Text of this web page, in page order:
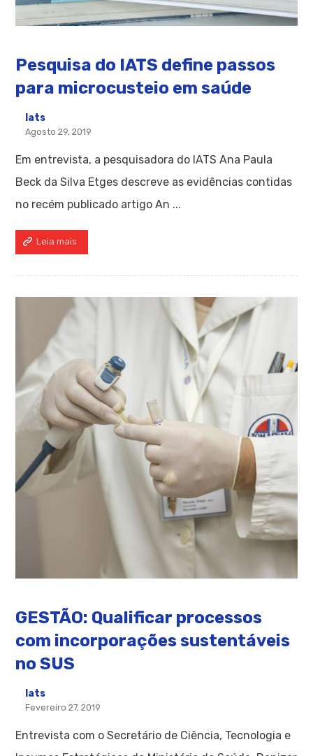
Pesquisa do IATS define passos
para microcusteio em saúde
Iats
Agosto 29, 2019
Em entrevista, a pesquisadora do IATS Ana Paula
Beck da Silva Etges descreve as evidências contidas
no recém publicado artigo An ...
Leia mais
GESTÃO: Qualificar processos
com incorporações sustentáveis
no SUS
Iats
Fevereiro 27, 2019
Entrevista com o Secretário de Ciência, Tecnologia e